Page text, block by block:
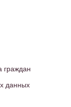
граждан
данных